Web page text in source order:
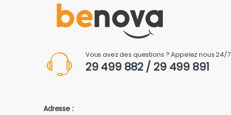
Vous avez des questions ? Appelez nous 24/7
29 499 882 / 29 499 891
Adresse :